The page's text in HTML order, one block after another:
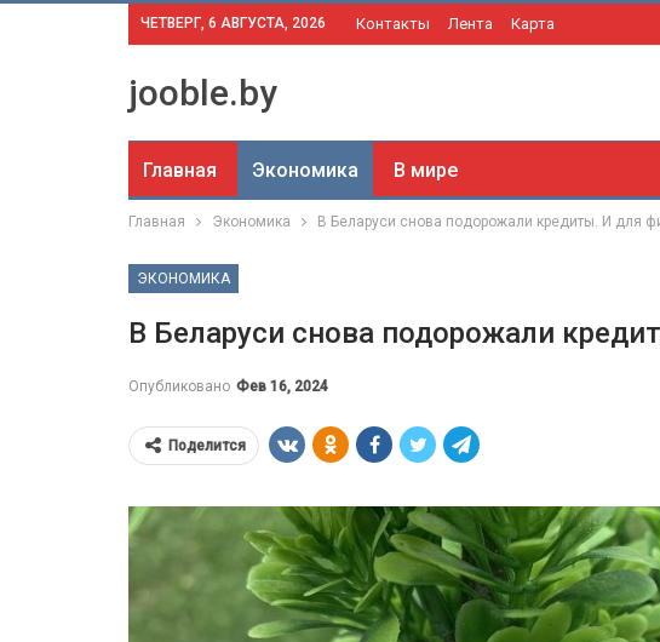
ЧЕТВЕРГ, 6 АВГУСТА, 2026 Контакты Лента Карта
jooble.by
Главная Экономика В мире
Главная Экономика В Беларуси снова подорожали кредиты. И для
ЭКОНОМИКА
В Беларуси снова подорожали
Опубликовано Фев 16, 2024
Поделится